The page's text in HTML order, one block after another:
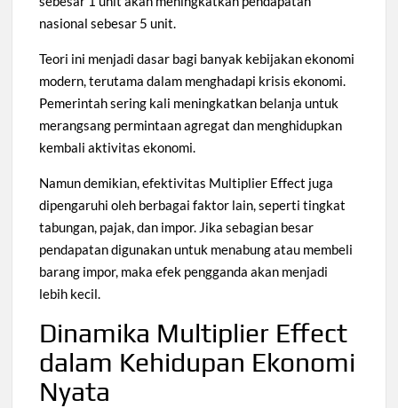
nasional sebesar 5 unit.
Teori ini menjadi dasar bagi banyak kebijakan ekonomi
modern, terutama dalam menghadapi krisis ekonomi.
Pemerintah sering kali meningkatkan belanja untuk
merangsang permintaan agregat dan menghidupkan
kembali aktivitas ekonomi.
Namun demikian, efektivitas Multiplier Effect juga
dipengaruhi oleh berbagai faktor lain, seperti tingkat
tabungan, pajak, dan impor. Jika sebagian besar
pendapatan digunakan untuk menabung atau membeli
barang impor, maka efek pengganda akan menjadi
lebih kecil.
Dinamika Multiplier Effect
dalam Kehidupan Ekonomi
Nyata